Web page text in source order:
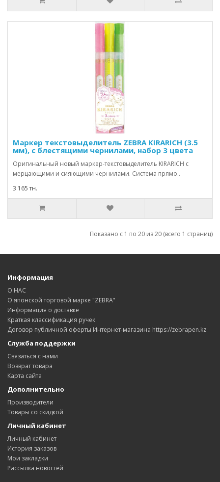
Маркер текстовыделитель ZEBRA KIRARICH (3.5
мм), с блестящими чернилами, набор 3 цвета
Оригинальный новый маркер-текстовыделитель KIRARICH с
мерцающими и сияющими чернилами. Система прямо..
3 165 тн.
Показано с 1 по 20 из 20 (всего 1 страниц)
Информация
О НАС
О японской торговой марке "ZEBRA"
Информация о доставке
Краткая классификация ручек
Договор публичной оферты Интернет-магазина https://zebrapen.kz
Служба поддержки
Связаться с нами
Возврат товара
Карта сайта
Дополнительно
Производители
Товары со скидкой
Личный кабинет
Личный кабинет
История заказов
Мои закладки
Рассылка новостей